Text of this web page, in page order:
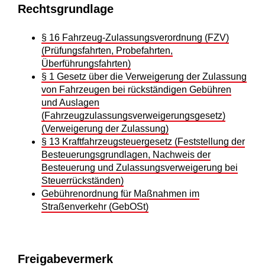
Rechtsgrundlage
§ 16 Fahrzeug-Zulassungsverordnung (FZV)
(Prüfungsfahrten, Probefahrten,
Überführungsfahrten)
§ 1 Gesetz über die Verweigerung der Zulassung
von Fahrzeugen bei rückständigen Gebühren
und Auslagen
(Fahrzeugzulassungsverweigerungsgesetz)
(Verweigerung der Zulassung)
§ 13 Kraftfahrzeugsteuergesetz (Feststellung der
Besteuerungsgrundlagen, Nachweis der
Besteuerung und Zulassungsverweigerung bei
Steuerrückständen)
Gebührenordnung für Maßnahmen im
Straßenverkehr (GebOSt)
Freigabevermerk